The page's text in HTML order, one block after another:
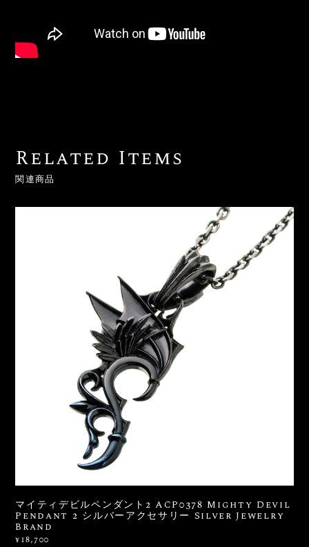
Related Items
関連商品
マイティデビルペンダント2 ACP0378 Mighty Devil
Pendant 2 シルバーアクセサリー Silver Jewelry
Brand
¥18,700